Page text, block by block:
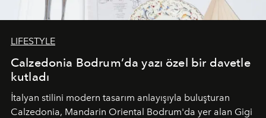
LIFESTYLE
Calzedonia Bodrum’da yazı özel bir davetle
kutladı
İtalyan stilini modern tasarım anlayışıyla buluşturan
Calzedonia, Mandarin Oriental Bodrum'da yer alan Gigi